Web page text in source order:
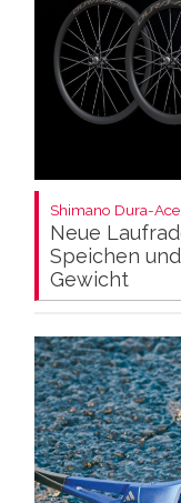
Shimano Dura-
Neue
Speichen
Gewicht